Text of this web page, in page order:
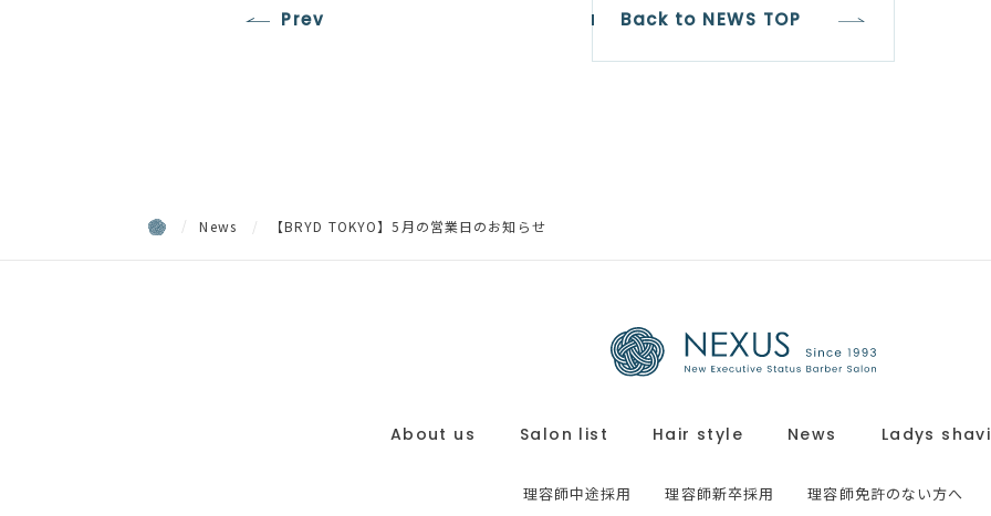
Prev Back to NEWS TOP
News 【BRYD TOKYO】5月の営業日のお知らせ
About us Salon list Hair style News Ladys
理容師中途採用 理容師新卒採用 理容師免許のない方へ